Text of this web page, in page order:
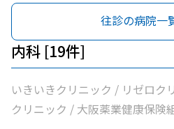
往診の病院一
内科 [19件]
いきいきクリニック / リゼロク
クリニック / 大阪薬業健康保険